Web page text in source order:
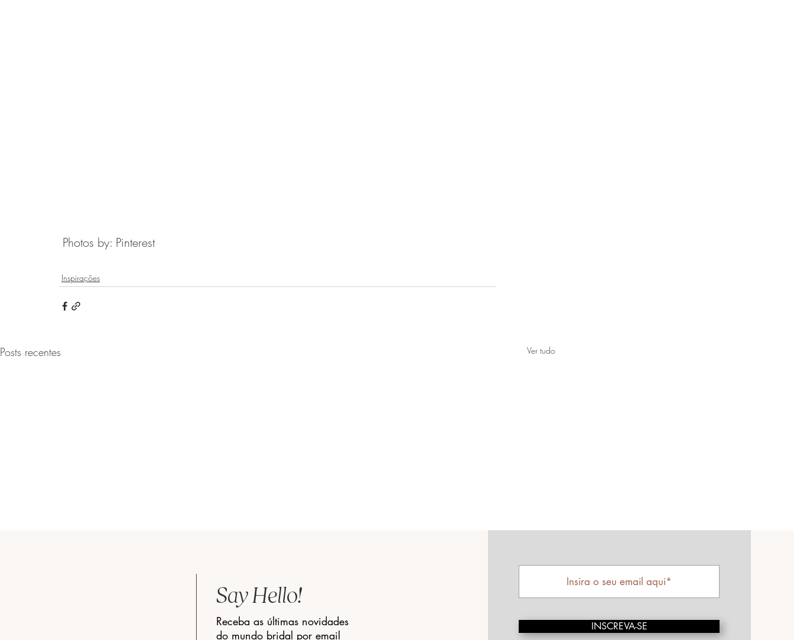
Photos by: Pinterest
Inspirações
Posts recentes Ver tudo
A Bride’s Memoir giveaway • Editorial Conto de Fadas em
Say Hello!
Receba as últimas novidades
do mundo bridal por email
INSCREVA-SE